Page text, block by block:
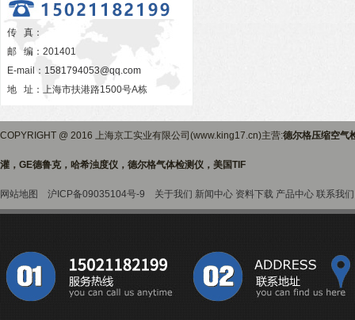
传 真：
邮 编：201401
E-mail： 1581794053@qq.com
地 址：上海市扶港路1500号A栋
COPYRIGHT @ 2016 上海京工实业有限公司(www.king17.cn)主营:德尔格压缩空气
灌，GE德鲁克，哈希浊度仪，德尔格气体检测仪，美国TIF
网站地图 沪ICP备09035104号-9 关于我们 新闻中心 资料下载 产品中心 联系我们